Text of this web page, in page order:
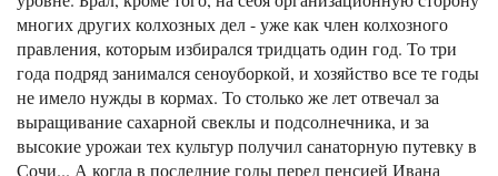
многих других колхозных дел - уже как член колхозного
правления, которым избирался тридцать один год. То три
года подряд занимался сеноуборкой, и хозяйство все те годы
не имело нужды в кормах. То столько же лет отвечал за
выращивание сахарной свеклы и подсолнечника, и за
высокие урожаи тех культур получил санаторную путевку в
Сочи... А когда в последние годы перед пенсией Ивана